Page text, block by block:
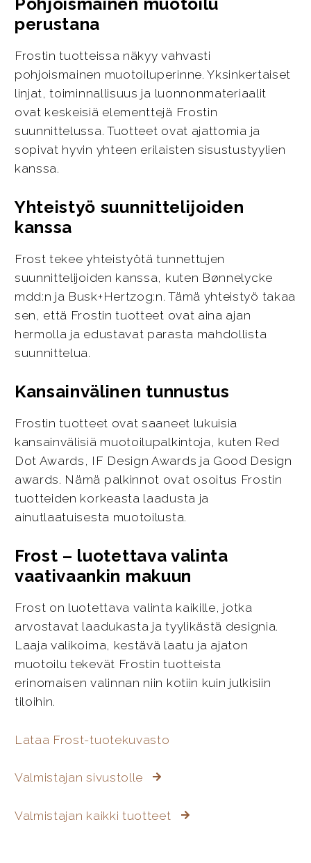
perustana
Frostin tuotteissa näkyy vahvasti
pohjoismainen muotoiluperinne. Yksinkertaiset
linjat, toiminnallisuus ja luonnonmateriaalit
ovat keskeisiä elementtejä Frostin
suunnittelussa. Tuotteet ovat ajattomia ja
sopivat hyvin yhteen erilaisten sisustustyylien
kanssa.
Yhteistyö suunnittelijoiden
kanssa
Frost tekee yhteistyötä tunnettujen
suunnittelijoiden kanssa, kuten Bønnelycke
mdd:n ja Busk+Hertzog:n. Tämä yhteistyö takaa
sen, että Frostin tuotteet ovat aina ajan
hermolla ja edustavat parasta mahdollista
suunnittelua.
Kansainvälinen tunnustus
Frostin tuotteet ovat saaneet lukuisia
kansainvälisiä muotoilupalkintoja, kuten Red
Dot Awards, IF Design Awards ja Good Design
awards. Nämä palkinnot ovat osoitus Frostin
tuotteiden korkeasta laadusta ja
ainutlaatuisesta muotoilusta.
Frost – luotettava valinta
vaativaankin makuun
Frost on luotettava valinta kaikille, jotka
arvostavat laadukasta ja tyylikästä designia.
Laaja valikoima, kestävä laatu ja ajaton
muotoilu tekevät Frostin tuotteista
erinomaisen valinnan niin kotiin kuin julkisiin
tiloihin.
Lataa Frost-tuotekuvasto
Valmistajan sivustolle
Valmistajan kaikki tuotteet